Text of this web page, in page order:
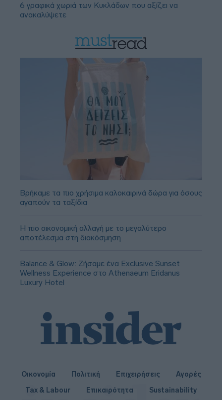
6 γραφικά χωριά των Κυκλάδων που αξίζει να
ανακαλύψετε
Βρήκαμε τα πιο χρήσιμα καλοκαιρινά δώρα για όσους
αγαπούν τα ταξίδια
Η πιο οικονομική αλλαγή με το μεγαλύτερο
αποτέλεσμα στη διακόσμηση
Balance & Glow: Ζήσαμε ένα Exclusive Sunset
Wellness Experience στο Athenaeum Eridanus
Luxury Hotel
Οικονομία Πολιτική Επιχειρήσεις
Αγορές
Tax & Labour
Επικαιρότητα Sustainability